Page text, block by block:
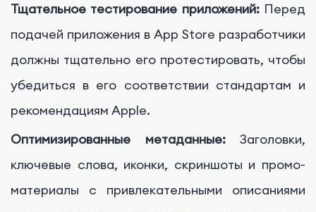
Тщательное тестирование приложений:Перед
подачей приложения в App Store разработчики
должны тщательно его протестировать, чтобы
убедиться в его соответствии стандартам и
рекомендациям Apple.
Оптимизированные метаданные:Заголовки,
ключевые слова, иконки, скриншоты и промо-
материалы с привлекательными описаниями